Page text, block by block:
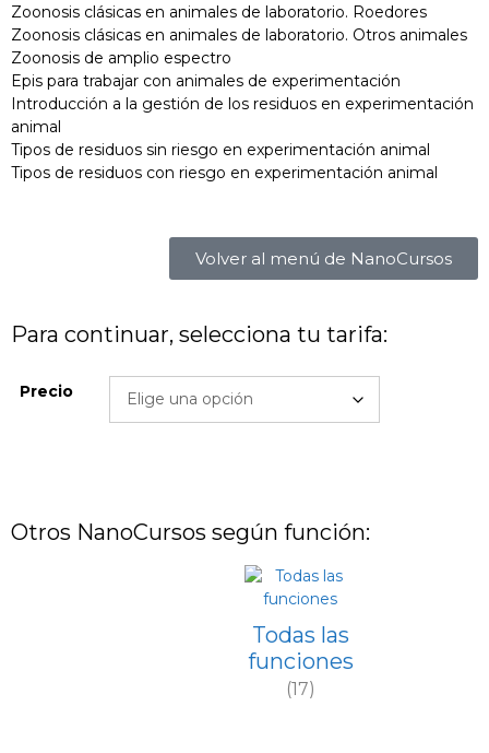
Zoonosis clásicas en animales de laboratorio. Roedores
Zoonosis clásicas en animales de laboratorio. Otros animales
Zoonosis de amplio espectro
Epis para trabajar con animales de experimentación
Introducción a la gestión de los residuos en experimentación
animal
Tipos de residuos sin riesgo en experimentación animal
Tipos de residuos con riesgo en experimentación animal
Volver al menú de NanoCursos
Para continuar, selecciona tu tarifa:
Precio
Otros NanoCursos según función:
Todas las
funciones
(17)